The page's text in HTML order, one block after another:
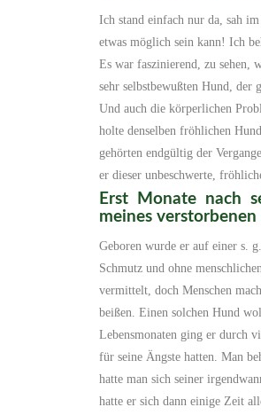
Ich stand einfach nur da, sah
etwas möglich sein kann! Ich
Es war faszinierend, zu sehen,
sehr selbstbewußten Hund, der
Und auch die körperlichen
holte denselben fröhlichen
gehörten endgültig der
er dieser unbeschwerte,
Erst Monate nach
meines
Geboren wurde er auf einer s.
Schmutz und ohne
vermittelt, doch Menschen
beißen. Einen solchen Hund
Lebensmonaten ging er durch
für seine Ängste hatten. Man
hatte man sich seiner
hatte er sich dann einige Zeit